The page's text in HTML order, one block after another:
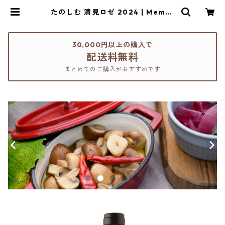
たのしむ 清見ロゼ 2024 | Memur
30,000円以上の購入で
配送料無料
まとめてのご購入がおすすめです